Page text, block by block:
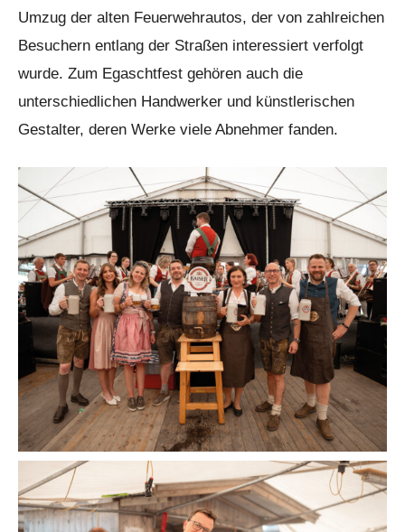
Umzug der alten Feuerwehrautos, der von zahlreichen
Besuchern entlang der Straßen interessiert verfolgt
wurde. Zum Egaschtfest gehören auch die
unterschiedlichen Handwerker und künstlerischen
Gestalter, deren Werke viele Abnehmer fanden.